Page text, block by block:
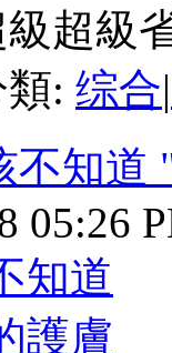
超級
: 综合|
不知道
05:26